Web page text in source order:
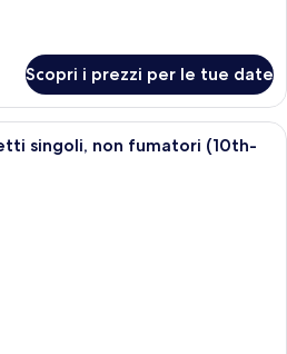
Scopri i prezzi per le tue date
Una camera d'albergo con due letti,
singoli, non fumatori (10th-